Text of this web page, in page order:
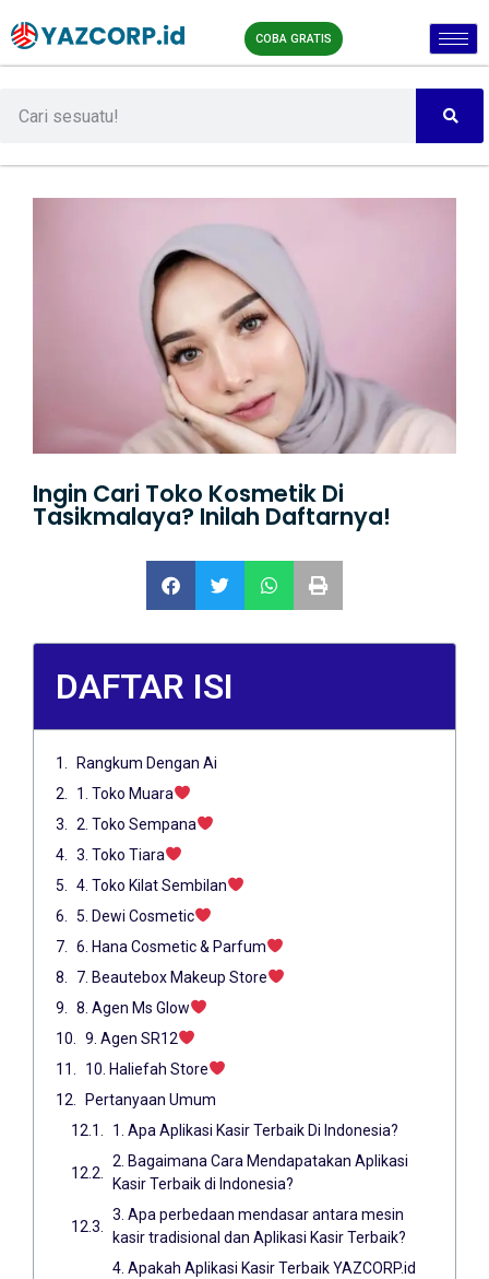
COBA GRATIS
Ingin Cari Toko Kosmetik Di
Tasikmalaya? Inilah Daftarnya!
DAFTAR ISI
Rangkum Dengan Ai
1. Toko Muara
2. Toko Sempana
3. Toko Tiara
4. Toko Kilat Sembilan
5. Dewi Cosmetic
6. Hana Cosmetic & Parfum
7. Beautebox Makeup Store
8. Agen Ms Glow
9. Agen SR12
10. Haliefah Store
Pertanyaan Umum
1. Apa Aplikasi Kasir Terbaik Di Indonesia?
2. Bagaimana Cara Mendapatakan Aplikasi
Kasir Terbaik di Indonesia?
3. Apa perbedaan mendasar antara mesin
kasir tradisional dan Aplikasi Kasir Terbaik?
4. Apakah Aplikasi Kasir Terbaik YAZCORP.id